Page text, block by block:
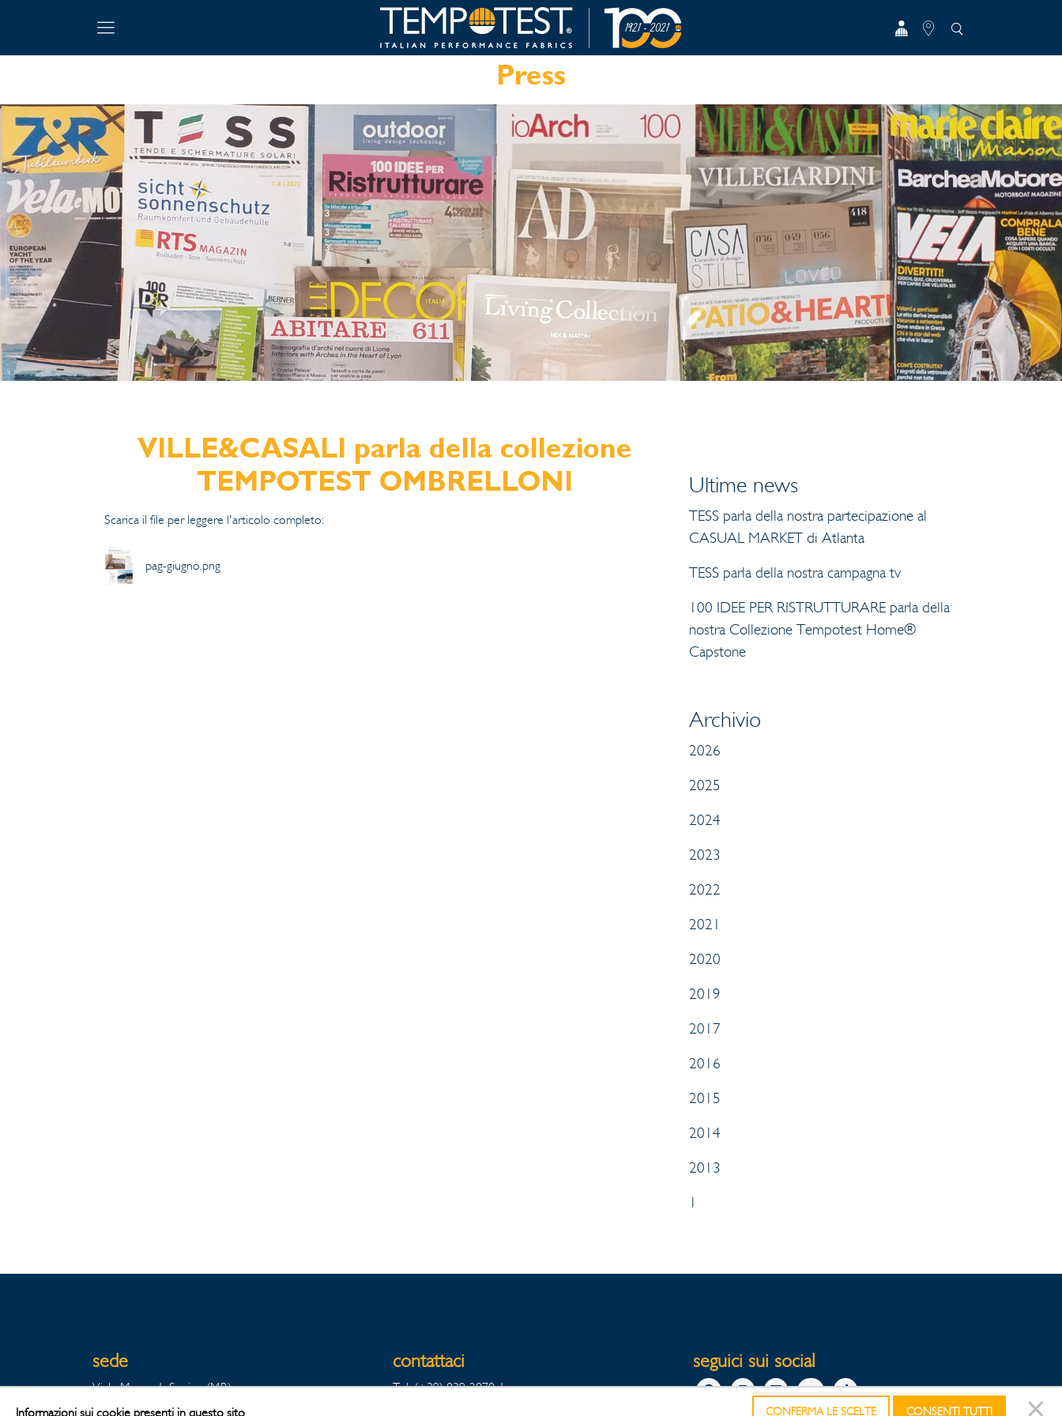
Press
VILLE&CASALI parla della collezione
TEMPOTEST OMBRELLONI
Scarica il file per leggere l'articolo completo:
pag-giugno.png
Ultime news
TESS parla della nostra partecipazione al
CASUAL MARKET di Atlanta
TESS parla della nostra campagna tv
100 IDEE PER RISTRUTTURARE parla della
nostra Collezione Tempotest Home®
Capstone
Archivio
2026
2025
2024
2023
2022
2021
2020
2019
2017
2016
2015
2014
2013
1
sede
Viale Monza 1, Sovico (MB)
20845 - Italia
contattaci
Tel. (+39) 039-2070-1
seguici sui social
CONFERMA LE SCELTE CONSENTI TUTTI
Informazioni sui cookie presenti in questo sito